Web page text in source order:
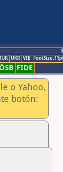
UKR VIE
FIDE
o Yahoo,
botón: